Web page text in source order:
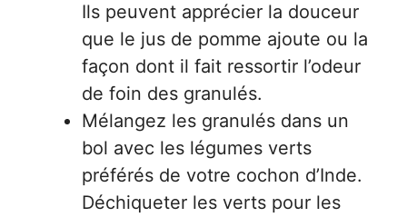
Ils peuvent apprécier la douceur
que le jus de pomme ajoute ou la
façon dont il fait ressortir l’odeur
de foin des granulés.
Mélangez les granulés dans un
bol avec les légumes verts
préférés de votre cochon d’Inde.
Déchiqueter les verts pour les